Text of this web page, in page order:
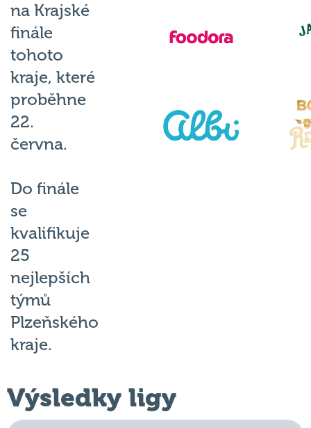
na Krajské
finále
tohoto
kraje, které
proběhne
22.
června.
Do finále
se
kvalifikuje
25
nejlepších
týmů
Plzeňského
kraje.
Výsledky ligy